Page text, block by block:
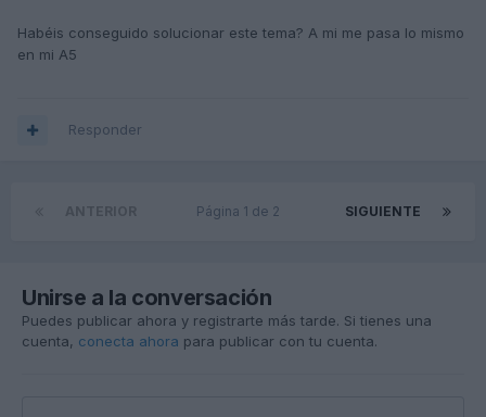
Habéis conseguido solucionar este tema? A mi me pasa lo mismo
en mi A5
Responder
SIGUIENTE
Página 1 de 2
Unirse a la conversación
Puedes publicar ahora y registrarte más tarde. Si tienes una
cuenta, conecta ahora para publicar con tu cuenta.